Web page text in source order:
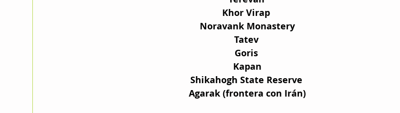
Khor Virap
Noravank Monastery
Tatev
Goris
Kapan
Shikahogh State Reserve
Agarak (frontera con Irán)